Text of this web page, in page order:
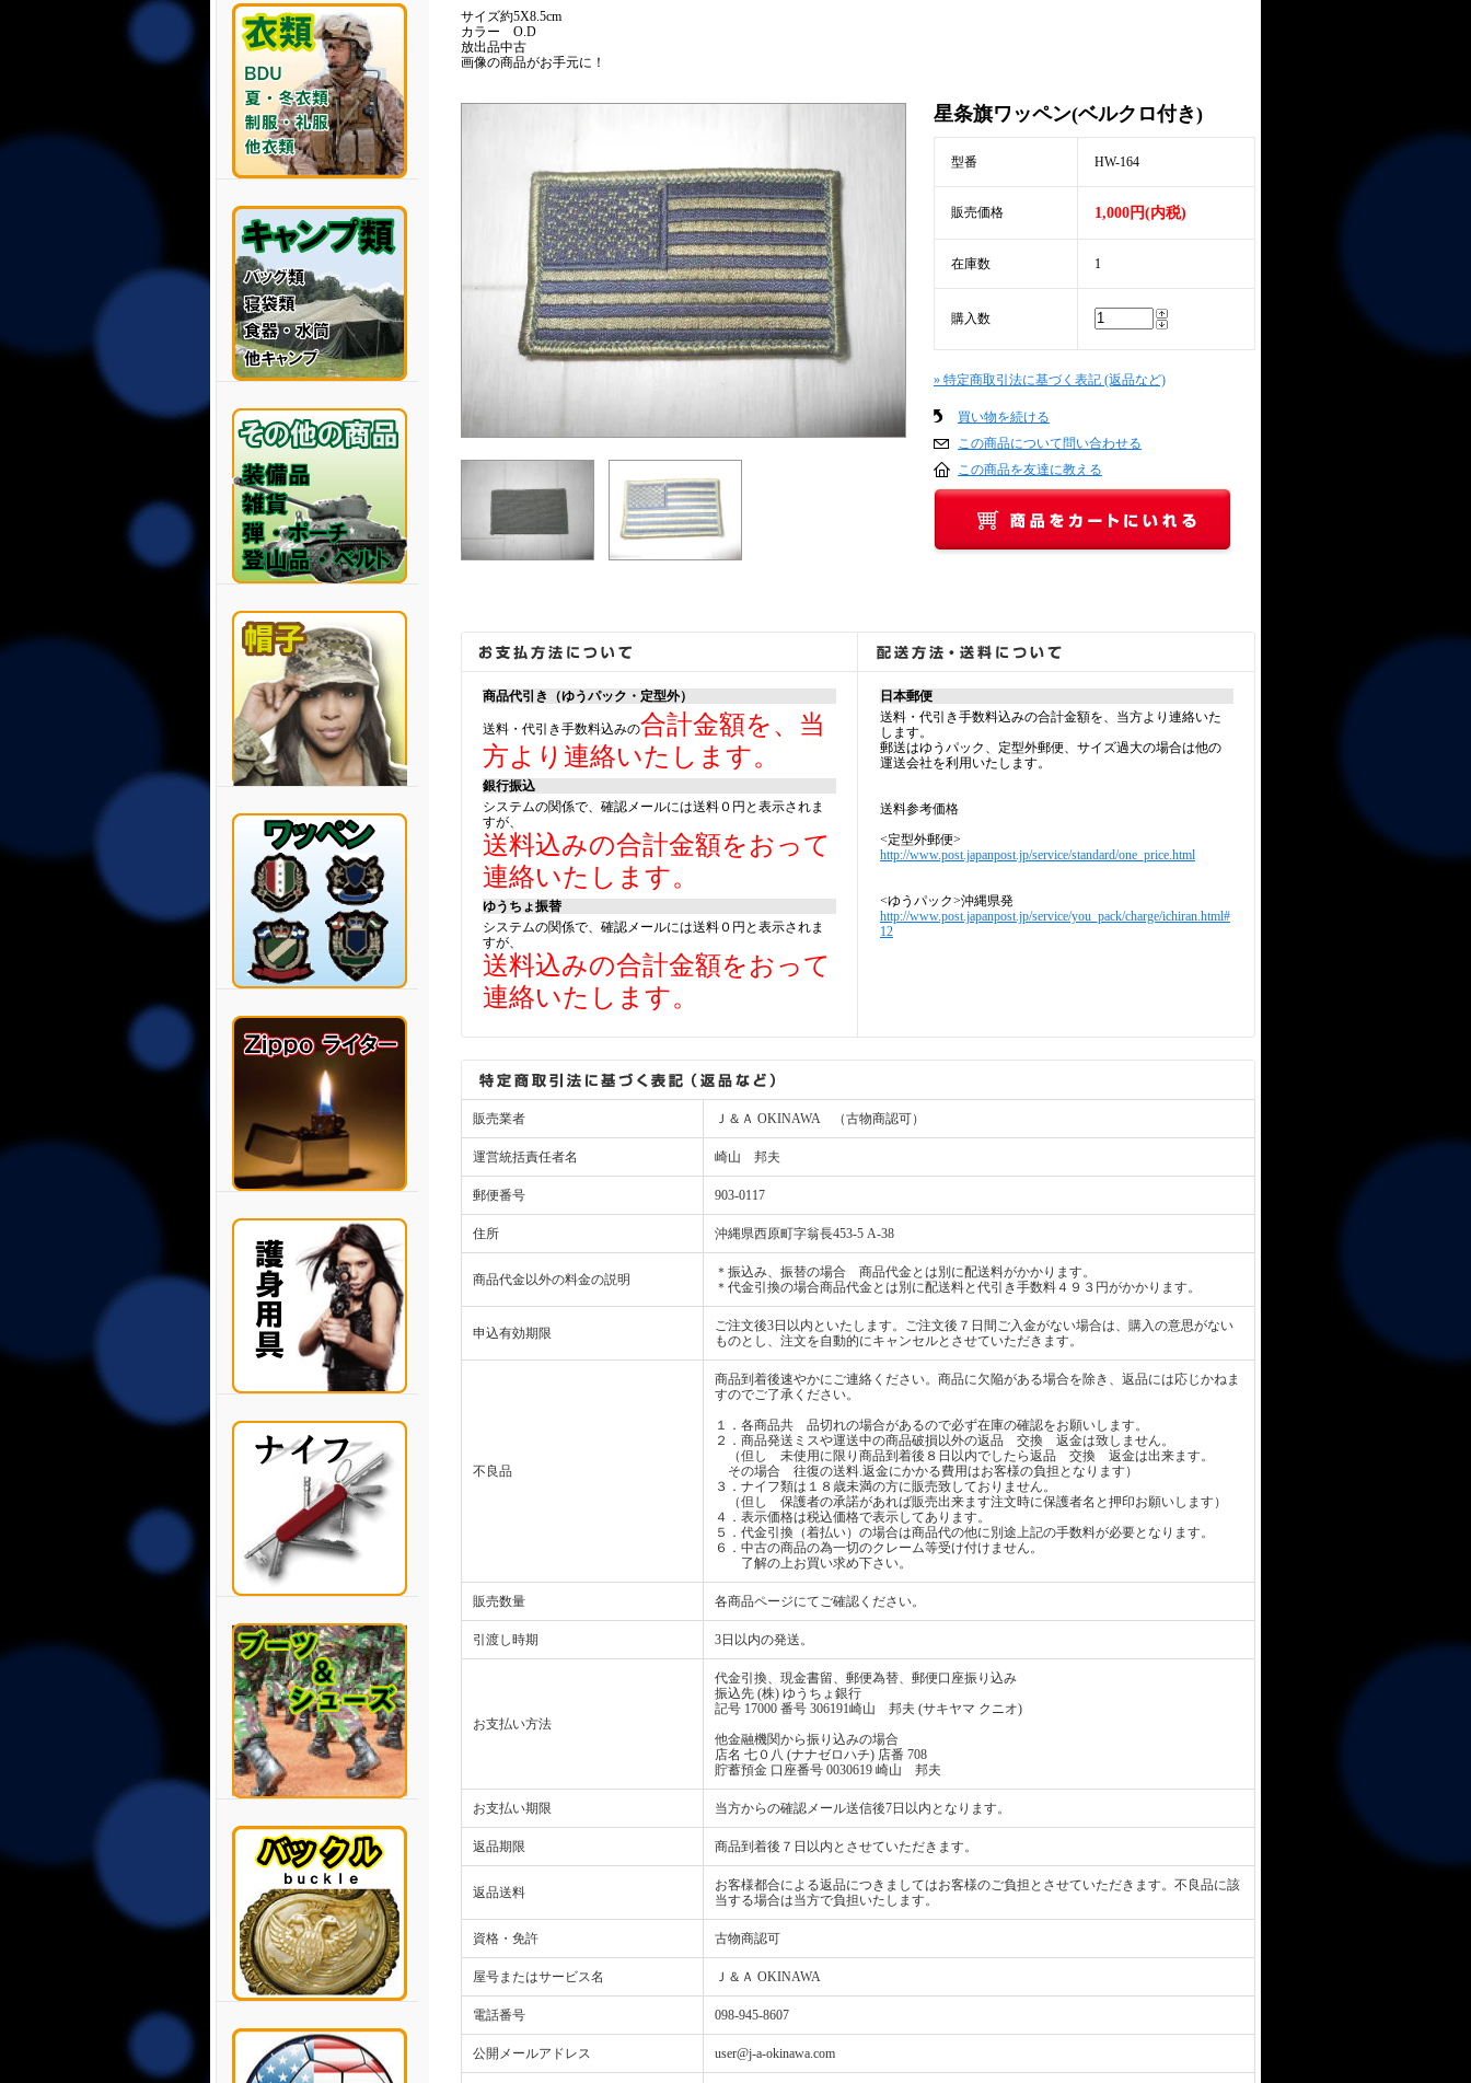
サイズ約5X8.5cm
カラー O.D
放出品中古
画像の商品がお手元に！
星条旗ワッペン(ベルクロ付き)
型番 HW-164
販売価格 1,000円(内税)
在庫数 1
購入数
» 特定商取引法に基づく表記 (返品など)
買い物を続ける
この商品について問い合わせる
この商品を友達に教える
商品代引き（ゆうパック・定型外）
送料・代引き手数料込みの合計金額を、当
方より連絡いたします。
銀行振込
システムの関係で、確認メールには送料０円と表示されま
すが、
送料込みの合計金額をおって
連絡いたします。
ゆうちょ振替
システムの関係で、確認メールには送料０円と表示されま
すが、
送料込みの合計金額をおって
連絡いたします。
日本郵便
送料・代引き手数料込みの合計金額を、当方より連絡いた
します。
郵送はゆうパック、定型外郵便、サイズ過大の場合は他の
運送会社を利用いたします。
送料参考価格
<定型外郵便>
http://www.post.japanpost.jp/service/standard/one_price.html
<ゆうパック>沖縄県発
http://www.post.japanpost.jp/service/you_pack/charge/ichiran.html#
12
販売業者 Ｊ＆Ａ OKINAWA （古物商認可）
運営統括責任者名 崎山 邦夫
郵便番号 903-0117
住所 沖縄県西原町字翁長453-5 A-38
商品代金以外の料金の説明
＊振込み、振替の場合 商品代金とは別に配送料がかかります。
＊代金引換の場合商品代金とは別に配送料と代引き手数料４９３円がかかります。
申込有効期限
ご注文後3日以内といたします。ご注文後７日間ご入金がない場合は、購入の意思がない
ものとし、注文を自動的にキャンセルとさせていただきます。
不良品
商品到着後速やかにご連絡ください。商品に欠陥がある場合を除き、返品には応じかねま
すのでご了承ください。
１．各商品共 品切れの場合があるので必ず在庫の確認をお願いします。
２．商品発送ミスや運送中の商品破損以外の返品 交換 返金は致しません。
（但し 未使用に限り商品到着後８日以内でしたら返品 交換 返金は出来ます。
その場合 往復の送料.返金にかかる費用はお客様の負担となります）
３．ナイフ類は１８歳未満の方に販売致しておりません。
（但し 保護者の承諾があれば販売出来ます注文時に保護者名と押印お願いします）
４．表示価格は税込価格で表示してあります。
５．代金引換（着払い）の場合は商品代の他に別途上記の手数料が必要となります。
６．中古の商品の為一切のクレーム等受け付けません。
了解の上お買い求め下さい。
販売数量 各商品ページにてご確認ください。
引渡し時期 3日以内の発送。
お支払い方法
代金引換、現金書留、郵便為替、郵便口座振り込み
振込先 (株) ゆうちょ銀行
記号 17000 番号 306191崎山 邦夫 (サキヤマ クニオ)
他金融機関から振り込みの場合
店名 七０八 (ナナゼロハチ) 店番 708
貯蓄預金 口座番号 0030619 崎山 邦夫
お支払い期限 当方からの確認メール送信後7日以内となります。
返品期限 商品到着後７日以内とさせていただきます。
返品送料
お客様都合による返品につきましてはお客様のご負担とさせていただきます。不良品に該
当する場合は当方で負担いたします。
資格・免許 古物商認可
屋号またはサービス名 Ｊ＆Ａ OKINAWA
電話番号 098-945-8607
公開メールアドレス user@j-a-okinawa.com